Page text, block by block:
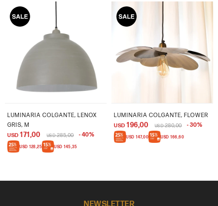
LUMINARIA COLGANTE, LENOX
GRIS, M
USD 171,00 USD 285,00 40
USD 128,25 USD 145,35
LUMINARIA COLGANTE, FLOWER
USD 196,00 USD 280,00 30
USD 147,00 USD 166,60